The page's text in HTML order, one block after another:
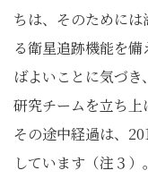
ちは、そのために
る衛星追跡機能を
ばよいことに気づ
研究チームを立ち上
その途中経過は、
しています（注３